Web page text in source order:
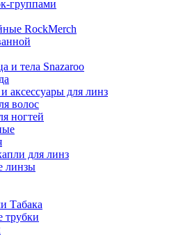
группами
RockMerch
и тела Snazaroo
аксессуары для линз
волос
ногтей
для линз
линзы
Табака
трубки